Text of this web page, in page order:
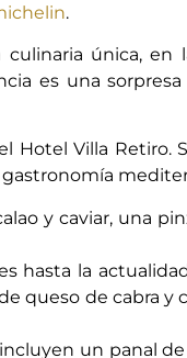
.
única, en
es una
Hotel Villa Retiro.
y caviar, una
hasta la
queso de cabra y
un panal